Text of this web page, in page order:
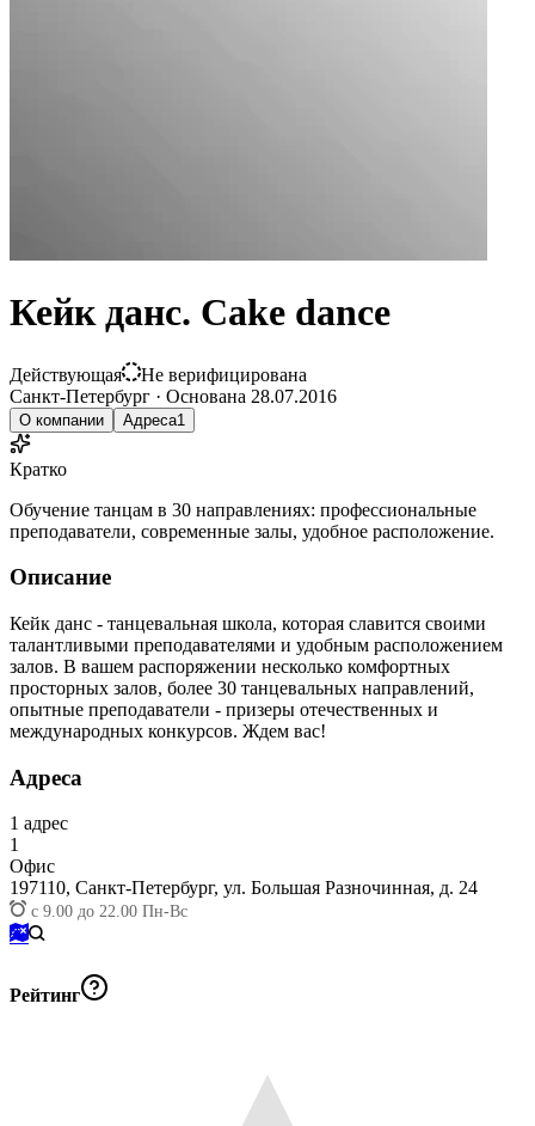
Кейк данс. Cake dance
Действующая
Не верифицирована
Санкт-Петербург · Основана 28.07.2016
О компании Адреса1
Кратко
Обучение танцам в 30 направлениях: профессиональные
преподаватели, современные залы, удобное расположение.
Описание
Кейк данс - танцевальная школа, которая славится своими
талантливыми преподавателями и удобным расположением
залов. В вашем распоряжении несколько комфортных
просторных залов, более 30 танцевальных направлений,
опытные преподаватели - призеры отечественных и
международных конкурсов. Ждем вас!
Адреса
1 адрес
1
Офис
197110, Санкт-Петербург, ул. Большая Разночинная, д. 24
с 9.00 до 22.00 Пн-Вс
Рейтинг